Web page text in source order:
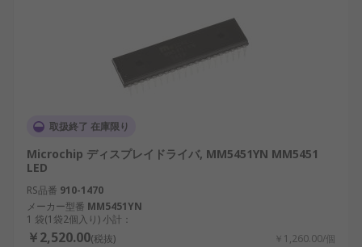
取扱終了 在庫限り
Microchip ディスプレイドライバ, MM5451YN MM5451
LED
RS品番 910-1470
メーカー型番 MM5451YN
1 袋(1袋2個入り) 小計：
￥2,520.00(税抜) ￥1,260.00/個